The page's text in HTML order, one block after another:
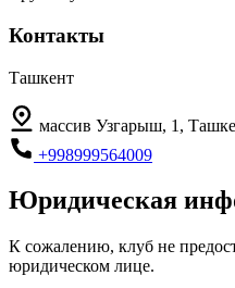
Контакты
Ташкент
массив Узгарыш, 1,
+998999564009
Юридическая
К сожалению, клуб не
юридическом лице.